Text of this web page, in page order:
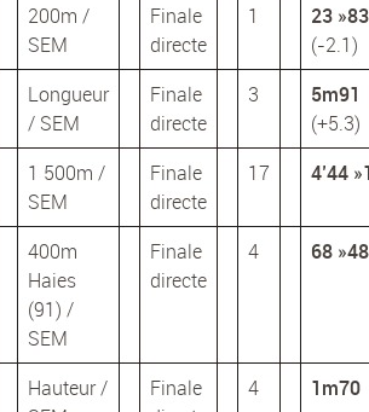
200m /
SEM
Finale
directe
1
23 »83
(-2.1)
Longueur
/ SEM
Finale
directe
3
5m91
(+5.3)
1 500m /
SEM
Finale
directe
17 4’44
400m
Haies
(91) /
SEM
Finale
directe
4 68 »48
Hauteur /
Finale
4 1m70